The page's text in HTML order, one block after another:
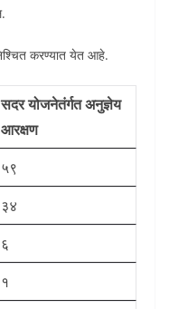
करण्यात येत आहे.
सदर योजनेतंर्गत अनुज्ञेय
आरक्षण
५९
३४
६
१